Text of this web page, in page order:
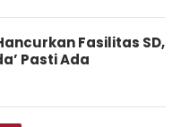
Fasilitas SD,
Pasti Ada